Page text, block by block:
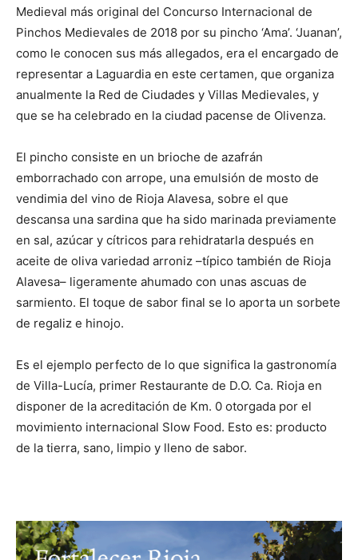
Medieval más original del Concurso Internacional de
Pinchos Medievales de 2018 por su pincho ‘Ama’. ‘Juanan’,
como le conocen sus más allegados, era el encargado de
representar a Laguardia en este certamen, que organiza
anualmente la Red de Ciudades y Villas Medievales, y
que se ha celebrado en la ciudad pacense de Olivenza.
El pincho consiste en un brioche de azafrán
emborrachado con arrope, una emulsión de mosto de
vendimia del vino de Rioja Alavesa, sobre el que
descansa una sardina que ha sido marinada previamente
en sal, azúcar y cítricos para rehidratarla después en
aceite de oliva variedad arroniz –típico también de Rioja
Alavesa– ligeramente ahumado con unas ascuas de
sarmiento. El toque de sabor final se lo aporta un sorbete
de regaliz e hinojo.
Es el ejemplo perfecto de lo que significa la gastronomía
de Villa-Lucía, primer Restaurante de D.O. Ca. Rioja en
disponer de la acreditación de Km. 0 otorgada por el
movimiento internacional Slow Food. Esto es: producto
de la tierra, sano, limpio y lleno de sabor.